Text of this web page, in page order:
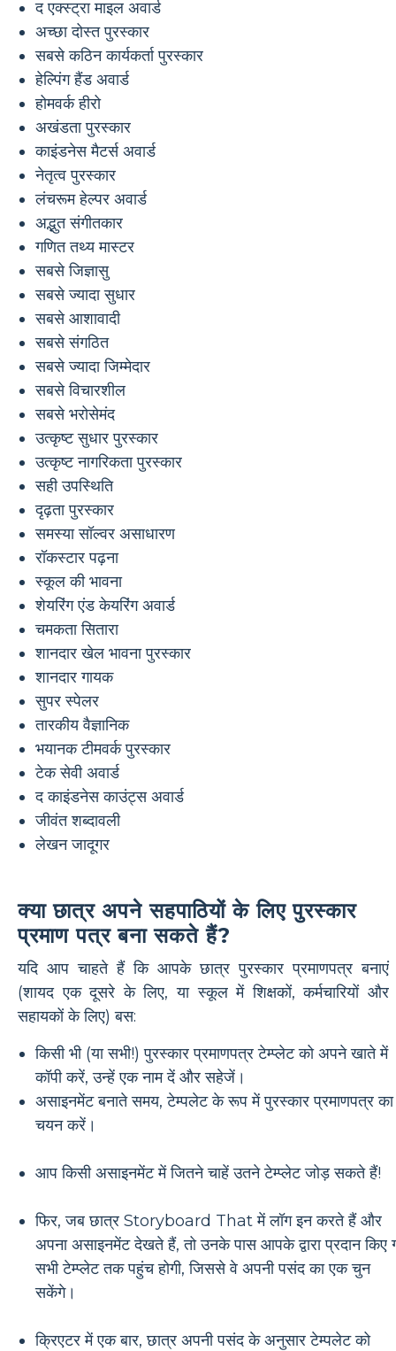
द एक्स्ट्रा माइल अवार्ड
अच्छा दोस्त पुरस्कार
सबसे कठिन कार्यकर्ता पुरस्कार
हेल्पिंग हैंड अवार्ड
होमवर्क हीरो
अखंडता पुरस्कार
काइंडनेस मैटर्स अवार्ड
नेतृत्व पुरस्कार
लंचरूम हेल्पर अवार्ड
अद्भुत संगीतकार
गणित तथ्य मास्टर
सबसे जिज्ञासु
सबसे ज्यादा सुधार
सबसे आशावादी
सबसे संगठित
सबसे ज्यादा जिम्मेदार
सबसे विचारशील
सबसे भरोसेमंद
उत्कृष्ट सुधार पुरस्कार
उत्कृष्ट नागरिकता पुरस्कार
सही उपस्थिति
दृढ़ता पुरस्कार
समस्या सॉल्वर असाधारण
रॉकस्टार पढ़ना
स्कूल की भावना
शेयरिंग एंड केयरिंग अवार्ड
चमकता सितारा
शानदार खेल भावना पुरस्कार
शानदार गायक
सुपर स्पेलर
तारकीय वैज्ञानिक
भयानक टीमवर्क पुरस्कार
टेक सेवी अवार्ड
द काइंडनेस काउंट्स अवार्ड
जीवंत शब्दावली
लेखन जादूगर
क्या छात्र अपने सहपाठियों के लिए पुरस्कार
प्रमाण पत्र बना सकते हैं?
यदि आप चाहते हैं कि आपके छात्र पुरस्कार प्रमाणपत्र बनाएं
(शायद एक दूसरे के लिए, या स्कूल में शिक्षकों, कर्मचारियों और
सहायकों के लिए) बस:
किसी भी (या सभी!) पुरस्कार प्रमाणपत्र टेम्प्लेट को अपने खाते में
कॉपी करें, उन्हें एक नाम दें और सहेजें।
असाइनमेंट बनाते समय, टेम्पलेट के रूप में पुरस्कार प्रमाणपत्र का
चयन करें।
आप किसी असाइनमेंट में जितने चाहें उतने टेम्प्लेट जोड़ सकते हैं!
फिर, जब छात्र Storyboard That में लॉग इन करते हैं और
अपना असाइनमेंट देखते हैं, तो उनके पास आपके द्वारा प्रदान किए
सभी टेम्प्लेट तक पहुंच होगी, जिससे वे अपनी पसंद का एक चुन
सकेंगे।
क्रिएटर में एक बार, छात्र अपनी पसंद के अनुसार टेम्पलेट को